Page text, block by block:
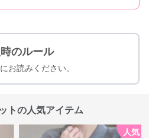
のルール
お読みください。
トの人気アイテム
人気